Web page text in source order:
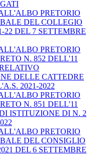
PRETORIO
DEL COLLEGIO
22 DEL 7 SETTEMBRE
PRETORIO
N. 852 DELL'11
DELLE CATTEDRE
2021-2022
PRETORIO
N. 851 DELL'11
ISTITUZIONE DI N. 2
PRETORIO
DEL CONSIGLIO
DEL 6 SETTEMBRE